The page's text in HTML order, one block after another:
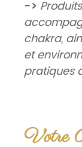
->
chakra,
et
pratiques
En Cristal
Votre